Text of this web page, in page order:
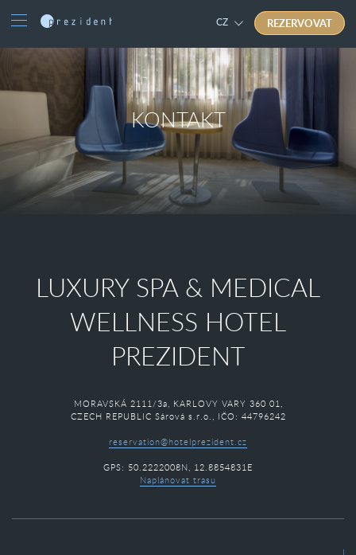
CZ REZERVOVAT
KONTAKT
LUXURY SPA & MEDICAL
WELLNESS HOTEL
PREZIDENT
MORAVSKÁ 2111/3a, KARLOVY VARY 360 01,
CZECH REPUBLIC Sárová s.r.o., IČO: 44796242
reservation@hotelprezident.cz
GPS: 50.2222008N, 12.8854831E
Naplánovat trasu